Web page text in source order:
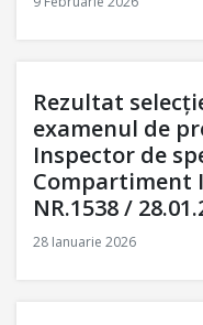
Rezultat
examenul de
Inspector de
Compartiment
NR.1538 /
28 Ianuarie 2026